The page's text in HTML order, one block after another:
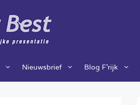
Nieuwsbrief Blog F’rijk